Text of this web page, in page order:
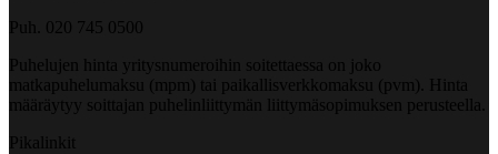
Puh. 020 745 0500
Puhelujen hinta yritysnumeroihin soitettaessa on joko
matkapuhelumaksu (mpm) tai paikallisverkkomaksu (pvm). Hinta
määräytyy soittajan puhelinliittymän liittymäsopimuksen perusteella.
Pikalinkit